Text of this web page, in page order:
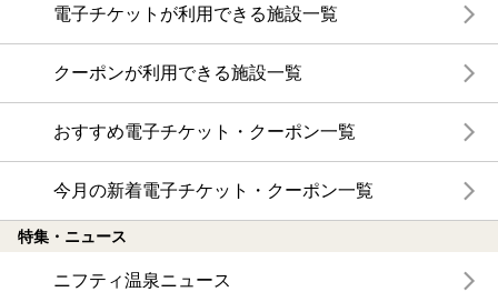
電子チケットが利用できる施設一覧
クーポンが利用できる施設一覧
おすすめ電子チケット・クーポン一覧
今月の新着電子チケット・クーポン一覧
特集・ニュース
ニフティ温泉ニュース